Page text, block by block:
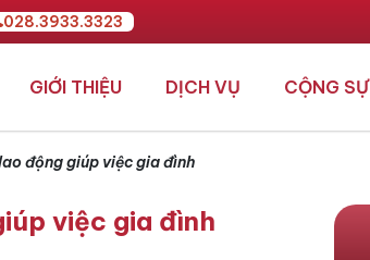
028.3933.3323
GIỚI THIỆU DỊCH VỤ CỘNG SỰ
động giúp việc gia đình
việc gia đình